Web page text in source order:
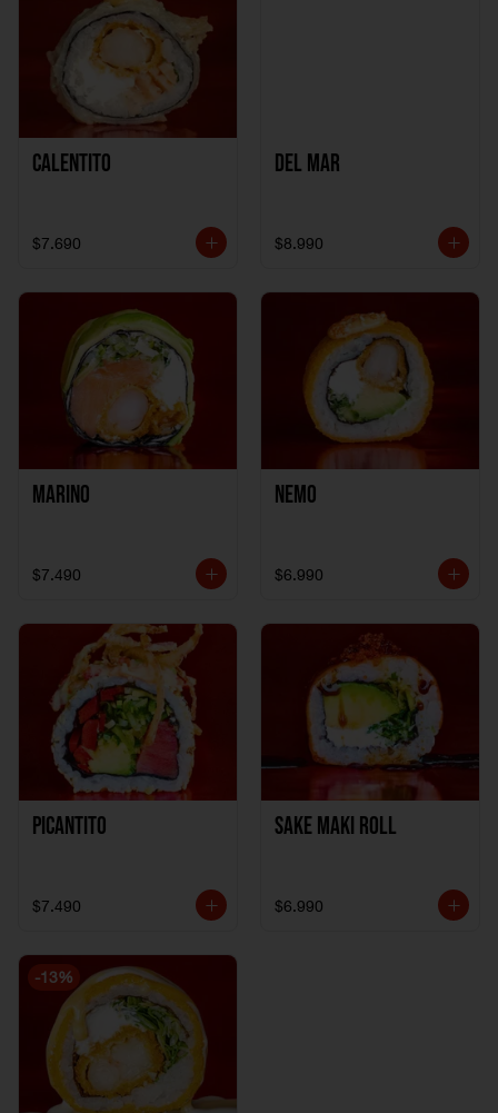
Calentito
$7.690
Del Mar
$8.990
Marino
$7.490
Nemo
$6.990
Picantito
$7.490
Sake Maki Roll
$6.990
-13%